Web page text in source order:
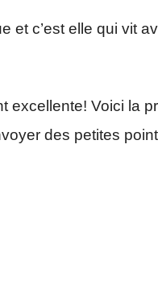
et c’est elle qui vit
excellente! Voici la
des petites